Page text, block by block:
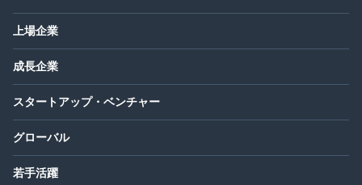
上場企業
成長企業
スタートアップ・ベンチャー
グローバル
若手活躍